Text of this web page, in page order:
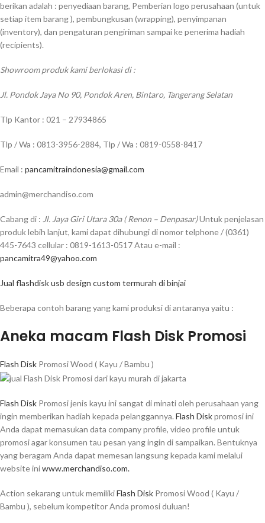
berikan adalah : penyediaan barang, Pemberian logo perusahaan (untuk
setiap item barang ), pembungkusan (wrapping), penyimpanan
(inventory), dan pengaturan pengiriman sampai ke penerima hadiah
(recipients).
Showroom produk kami berlokasi di :
Jl. Pondok Jaya No 90, Pondok Aren, Bintaro, Tangerang Selatan
Tlp Kantor : 021 – 27934865
Tlp / Wa : 0813-3956-2884, Tlp / Wa : 0819-0558-8417
Email : pancamitraindonesia@gmail.com
admin@merchandiso.com
Cabang di : Jl. Jaya Giri Utara 30a ( Renon – Denpasar)Untuk penjelasan
produk lebih lanjut, kami dapat dihubungi di nomor telphone / (0361)
445-7643 cellular : 0819-1613-0517 Atau e-mail :
pancamitra49@yahoo.com
Jual flashdisk usb design custom termurah di binjai
Beberapa contoh barang yang kami produksi di antaranya yaitu :
Aneka macam Flash Disk Promosi
Flash Disk Promosi Wood ( Kayu / Bambu )
Flash Disk Promosi jenis kayu ini sangat di minati oleh perusahaan yang
ingin memberikan hadiah kepada pelanggannya. Flash Diskpromosi ini
Anda dapat memasukan data company profile, video profile untuk
promosi agar konsumen tau pesan yang ingin di sampaikan. Bentuknya
yang beragam Anda dapat memesan langsung kepada kami melalui
website iniwww.merchandiso.com.
Action sekarang untuk memilikiFlash Disk Promosi Wood ( Kayu /
Bambu ), sebelum kompetitor Anda promosi duluan!